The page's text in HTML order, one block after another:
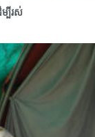
បីរស់